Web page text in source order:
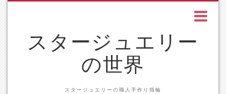
スタージュエリー
の世界
スタージュエリーの職人手作り指輪